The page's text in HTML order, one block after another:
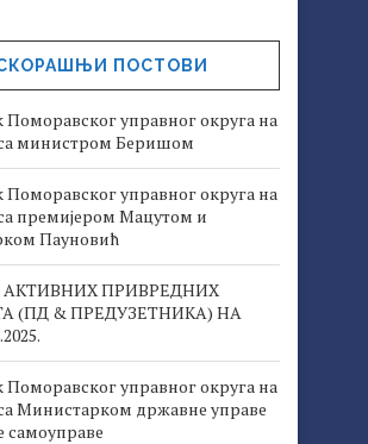
ПОСТОВИ
управног округа на
са министром Беришом
управног округа на
премијером Мацутом и
Пауновић
АКТИВНИХ ПРИВРЕДНИХ
(ПД & ПРЕДУЗЕТНИКА) НА
управног округа на
Министарком државне управе
самоуправе